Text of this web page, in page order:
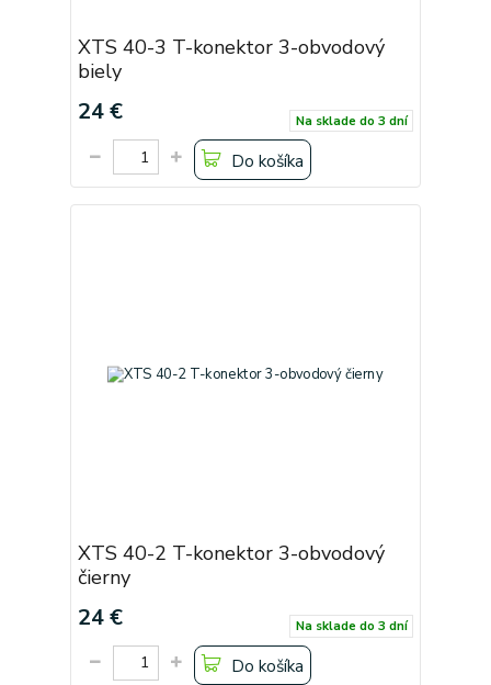
XTS 40-3 T-konektor 3-obvodový
biely
24 € Na sklade do 3 dní
Do košíka
XTS 40-2 T-konektor 3-obvodový
čierny
24 € Na sklade do 3 dní
Do košíka